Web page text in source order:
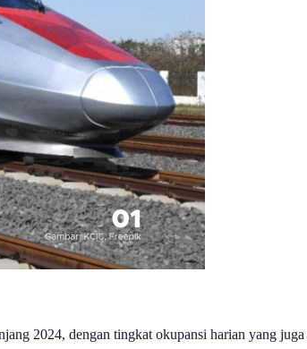
2024, dengan tingkat okupansi harian yang